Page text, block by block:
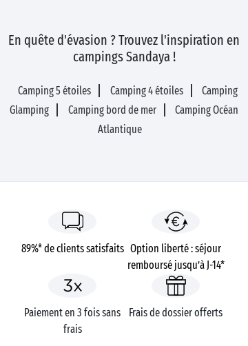
En quête d'évasion ? Trouvez l'inspiration en
campings Sandaya !
Camping 5 étoiles Camping 4 étoiles
Camping
Glamping
Camping bord de mer
Camping Océan
Atlantique
89%* de clients satisfaits Option liberté : séjour
remboursé jusqu’à J-14*
Paiement en 3 fois sans
frais
Frais de dossier offerts